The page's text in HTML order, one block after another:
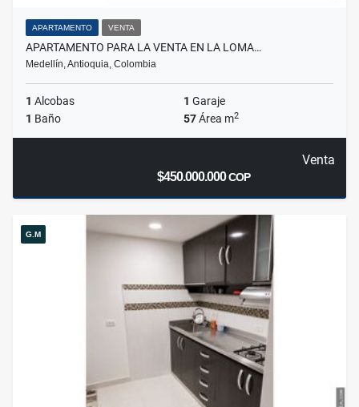
APARTAMENTO VENTA
APARTAMENTO PARA LA VENTA EN LA LOMA…
Medellín, Antioquia, Colombia
1 Alcobas 1 Garaje
1 Baño 57Área m2
Venta
$450.000.000COP
G.M